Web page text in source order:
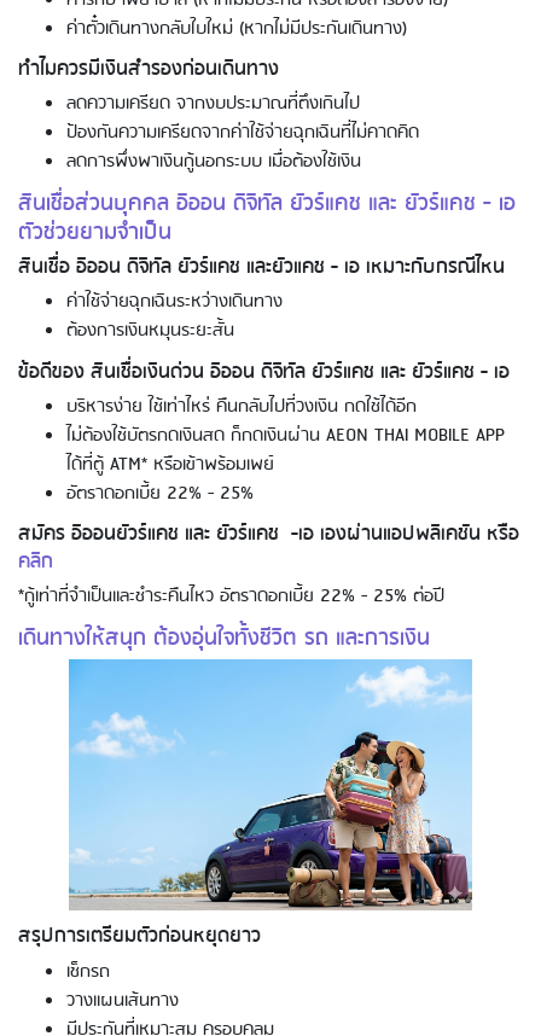
ค่าตั๋วเดินทางกลับใบใหม่ (หากไม่มีประกันเดินทาง)
ทำไมควรมีเงินสำรองก่อนเดินทาง
ลดความเครียด จากงบประมาณที่ตึงเกินไป
ป้องกันความเครียดจากค่าใช้จ่ายฉุกเฉินที่ไม่คาดคิด
ลดการพึ่งพาเงินกู้นอกระบบ เมื่อต้องใช้เงิน
สินเชื่อส่วนบุคคล อิออน ดิจิทัล ยัวร์แคช และ ยัวร์แคช - เอ
ตัวช่วยยามจำเป็น
สินเชื่อ อิออน ดิจิทัล ยัวร์แคช และยัวแคช - เอ เหมาะกับกรณีไหน
ค่าใช้จ่ายฉุกเฉินระหว่างเดินทาง
ต้องการเงินหมุนระยะสั้น
ข้อดีของ สินเชื่อเงินด่วน อิออน ดิจิทัล ยัวร์แคช และ ยัวร์แคช - เอ
บริหารง่าย ใช้เท่าไหร่ คืนกลับไปที่วงเงิน กดใช้ได้อีก
ไม่ต้องใช้บัตรกดเงินสด ก็กดเงินผ่าน AEON THAI MOBILE APP
ได้ที่ตู้ ATM* หรือเข้าพร้อมเพย์
อัตราดอกเบี้ย 22% - 25%
สมัคร อิออนยัวร์แคช และ ยัวร์แคช -เอ เองผ่านแอปพลิเคชัน หรือ
คลิก
*กู้เท่าที่จำเป็นและชำระคืนไหว อัตราดอกเบี้ย 22% - 25% ต่อปี
เดินทางให้สนุก ต้องอุ่นใจทั้งชีวิต รถ และการเงิน
สรุปการเตรียมตัวก่อนหยุดยาว
เช็กรถ
วางแผนเส้นทาง
มีประกันที่เหมาะสม ครอบคลุม
Using AEON Cards - Shopping
(Domestic)
Using AEON Cards - Shopping (Abroad)
Using AEON Cards - Shopping (Online)
Using AEON Cards - Cashing / Advanced
Cash Withdrawal